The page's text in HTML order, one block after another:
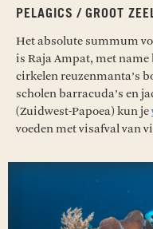
PELAGICS / GROOT
Het absolute summum
is Raja Ampat, met
cirkelen reuzenmanta’s
scholen barracuda’s en
(Zuidwest-Papoea) kun je
voeden met visafval van